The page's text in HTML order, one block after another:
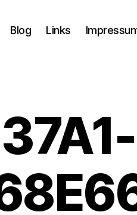
Blog Links